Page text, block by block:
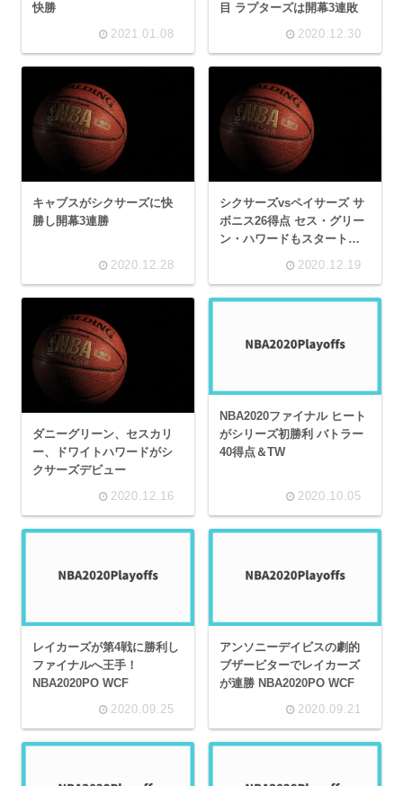
快勝
2021.01.08
目 ラプターズは開幕3連敗
2020.12.30
キャブスがシクサーズに快
勝し開幕3連勝
2020.12.28
シクサーズvsペイサーズ サ
ボニス26得点 セス・グリー
ン・ハワードもスタート出
2020.12.19
ダニーグリーン、セスカリ
ー、ドワイトハワードがシ
クサーズデビュー
2020.12.16
NBA2020ファイナル ヒート
がシリーズ初勝利 バトラー
40得点＆TW
2020.10.05
レイカーズが第4戦に勝利し
ファイナルへ王手！
NBA2020PO WCF
2020.09.25
アンソニーデイビスの劇的
ブザービターでレイカーズ
が連勝 NBA2020PO WCF
2020.09.21